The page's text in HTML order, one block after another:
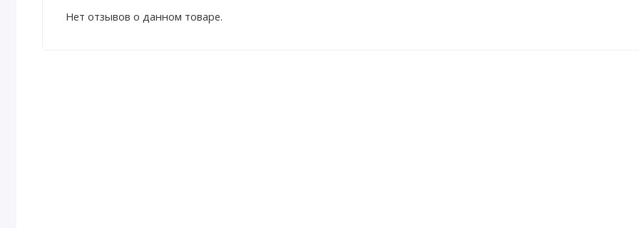
Нет отзывов о данном товаре.